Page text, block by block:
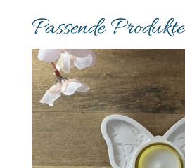
Passende Produkte